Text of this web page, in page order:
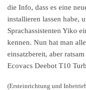
die Info, dass es eine
installieren lassen habe,
Sprachassistenten Yiko
kennen. Nun hat man
einsatzbereit, aber
Ecovacs Deebot T10
(Ersteinrichtung und